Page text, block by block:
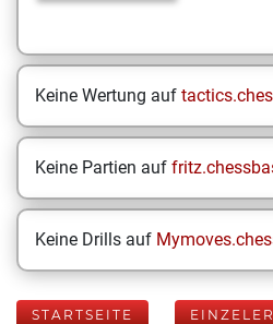
Keine Wertung auf
Keine Partien auf
Keine Drills auf
STARTSEITE